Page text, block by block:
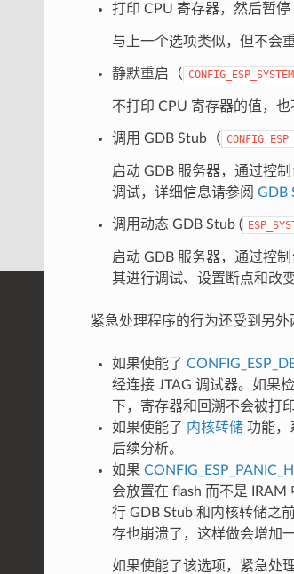
打印 CPU 寄存器，然后暂停
与上一个选项类似，但不会
静默重启（
不打印 CPU 寄存器的值，
调用 GDB Stub（
启动 GDB 服务器，通过控
调试，详细信息请参阅 GDB
调用动态 GDB Stub (
启动 GDB 服务器，通过控
其进行调试、设置断点和改
紧急处理程序的行为还受到另外
如果使能了
经连接 JTAG 调试器。如果
下，寄存器和回溯不会被打
如果使能了 内核转储功能，
后续分析。
如果
会放置在 flash 而不是 IRAM
行 GDB Stub 和内核转储之
存也崩溃了，这样做会增加
如果使能了该选项，紧急处